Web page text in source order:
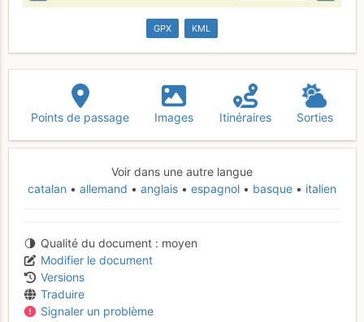
GPX KML
Points de passage Images Itinéraires Sorties
Voir dans une autre langue
catalan
allemand anglais espagnol basque italien
Qualité du document
moyen
Modifier le document
Versions
Traduire
Signaler un problème